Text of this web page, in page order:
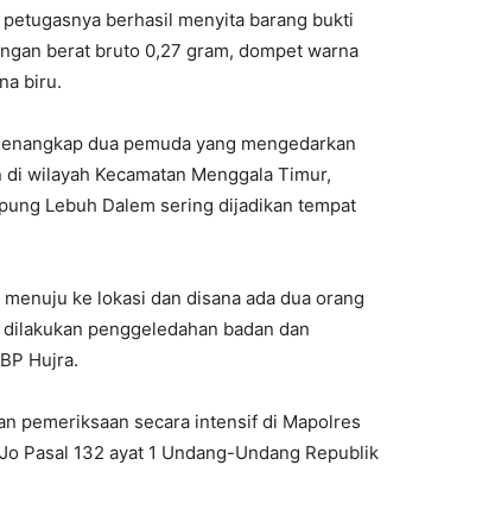
berhasil menyita barang bukti
berat bruto 0,27 gram, dompet warna
biru.
dua pemuda yang mengedarkan
wilayah Kecamatan Menggala Timur,
Lebuh Dalem sering dijadikan tempat
ke lokasi dan disana ada dua orang
penggeledahan badan dan
Hujra.
pemeriksaan secara intensif di Mapolres
Pasal 132 ayat 1 Undang-Undang Republik